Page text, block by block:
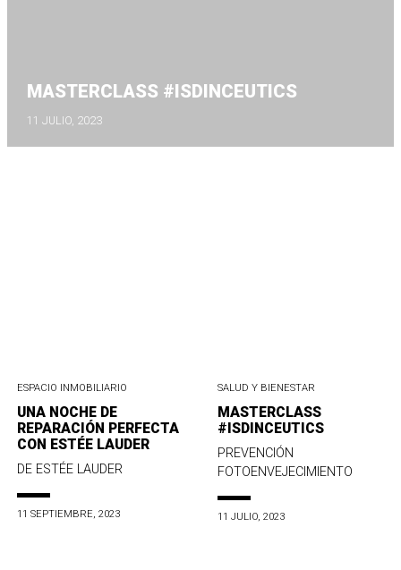
MASTERCLASS #ISDINCEUTICS
11 JULIO, 2023
ESPACIO INMOBILIARIO
UNA NOCHE DE
REPARACIÓN PERFECTA
CON ESTÉE LAUDER
DE ESTÉE LAUDER
11 SEPTIEMBRE, 2023
SALUD Y BIENESTAR
MASTERCLASS
#ISDINCEUTICS
PREVENCIÓN
FOTOENVEJECIMIENTO
11 JULIO, 2023